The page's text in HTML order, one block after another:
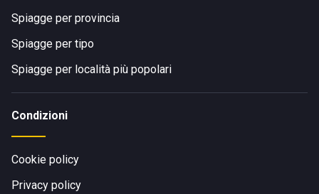
Spiagge per provincia
Spiagge per tipo
Spiagge per località più popolari
Condizioni
Cookie policy
Privacy policy